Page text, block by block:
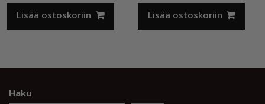
Lisää ostoskoriin Lisää ostoskoriin
Haku